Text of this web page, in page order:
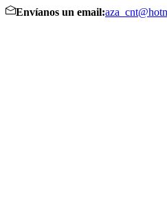
Envíanos un email: